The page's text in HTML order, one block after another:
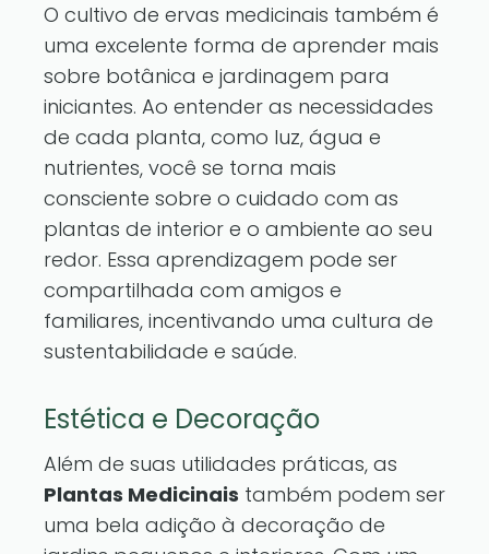
O cultivo de ervas medicinais também é
uma excelente forma de aprender mais
sobre botânica e jardinagem para
iniciantes. Ao entender as necessidades
de cada planta, como luz, água e
nutrientes, você se torna mais
consciente sobre o cuidado com as
plantas de interior e o ambiente ao seu
redor. Essa aprendizagem pode ser
compartilhada com amigos e
familiares, incentivando uma cultura de
sustentabilidade e saúde.
Estética e Decoração
Além de suas utilidades práticas, as
Plantas Medicinais também podem ser
uma bela adição à decoração de